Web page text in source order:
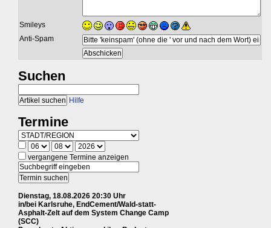
Smileys
Anti-Spam
Suchen
Hilfe
Termine
vergangene Termine anzeigen
Dienstag, 18.08.2026 20:30 Uhr
in/bei Karlsruhe, EndCement/Wald-statt-
Asphalt-Zelt auf dem System Change Camp
(SCC)